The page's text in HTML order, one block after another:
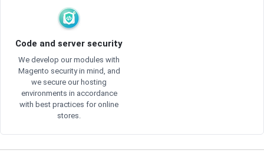
Code and server security
We develop our modules with
Magento security in mind, and
we secure our hosting
environments in accordance
with best practices for online
stores.